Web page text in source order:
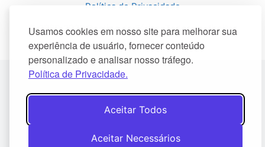
Usamos cookies em nosso site para melhorar sua
experiência de usuário, fornecer conteúdo
personalizado e analisar nosso tráfego.
Política de Privacidade.
Aceitar Todos
Aceitar Necessários
Política de Privacidade
© 2026-2026 Destino de Férias. Todos os direitos
reservados.